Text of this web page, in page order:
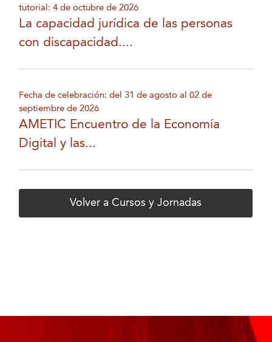
tutorial: 4 de octubre de 2026
La capacidad jurídica de las personas
con discapacidad....
Fecha de celebración: del 31 de agosto al 02 de
septiembre de 2026
AMETIC Encuentro de la Economía
Digital y las...
Volver a Cursos y Jornadas